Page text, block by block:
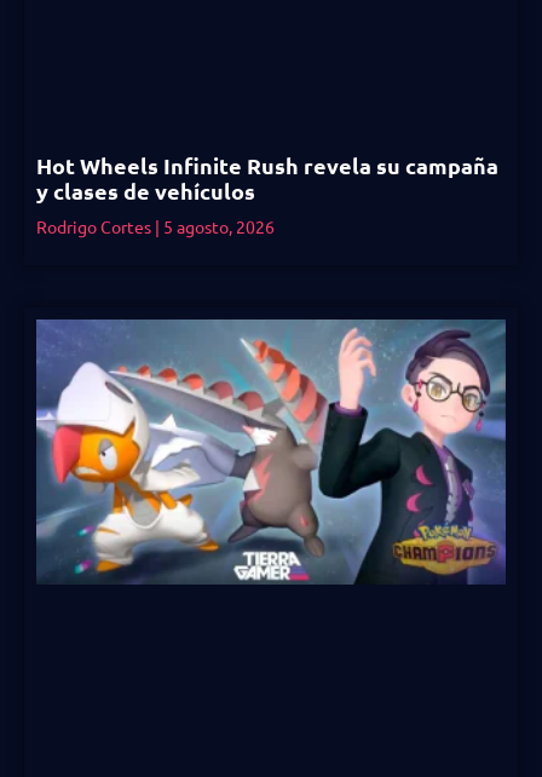
Hot Wheels Infinite Rush revela su campaña
y clases de vehículos
Rodrigo Cortes 5 agosto, 2026